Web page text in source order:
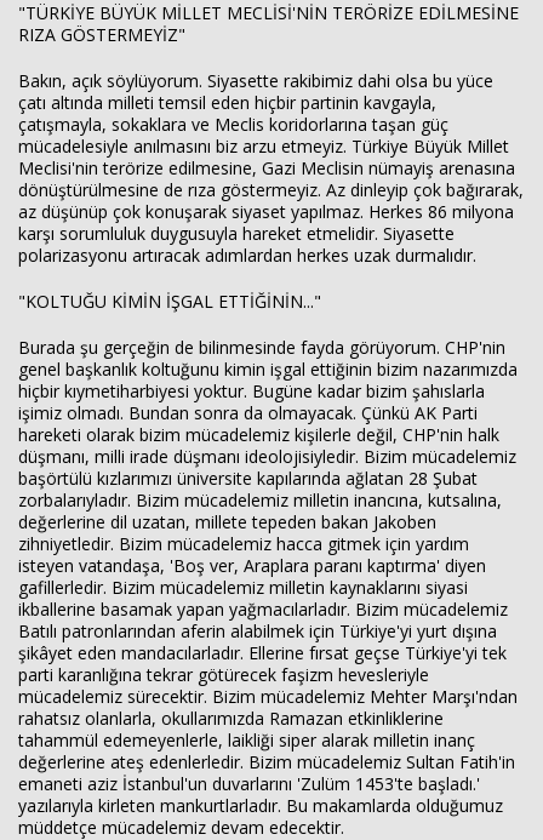
"TÜRKİYE BÜYÜK MİLLET MECLİSİ'NİN TERÖRİZE EDİLMESİNE
RIZA GÖSTERMEYİZ"
Bakın, açık söylüyorum. Siyasette rakibimiz dahi olsa bu yüce
çatı altında milleti temsil eden hiçbir partinin kavgayla,
çatışmayla, sokaklara ve Meclis koridorlarına taşan güç
mücadelesiyle anılmasını biz arzu etmeyiz. Türkiye Büyük Millet
Meclisi'nin terörize edilmesine, Gazi Meclisin nümayiş arenasına
dönüştürülmesine de rıza göstermeyiz. Az dinleyip çok bağırarak,
az düşünüp çok konuşarak siyaset yapılmaz. Herkes 86 milyona
karşı sorumluluk duygusuyla hareket etmelidir. Siyasette
polarizasyonu artıracak adımlardan herkes uzak durmalıdır.
"KOLTUĞU KİMİN İŞGAL ETTİĞİNİN..."
Burada şu gerçeğin de bilinmesinde fayda görüyorum. CHP'nin
genel başkanlık koltuğunu kimin işgal ettiğinin bizim nazarımızda
hiçbir kıymetiharbiyesi yoktur. Bugüne kadar bizim şahıslarla
işimiz olmadı. Bundan sonra da olmayacak. Çünkü AK Parti
hareketi olarak bizim mücadelemiz kişilerle değil, CHP'nin halk
düşmanı, milli irade düşmanı ideolojisiyledir. Bizim mücadelemiz
başörtülü kızlarımızı üniversite kapılarında ağlatan 28 Şubat
zorbalarıyladır. Bizim mücadelemiz milletin inancına, kutsalına,
değerlerine dil uzatan, millete tepeden bakan Jakoben
zihniyetledir. Bizim mücadelemiz hacca gitmek için yardım
isteyen vatandaşa, 'Boş ver, Araplara paranı kaptırma' diyen
gafillerledir. Bizim mücadelemiz milletin kaynaklarını siyasi
ikballerine basamak yapan yağmacılarladır. Bizim mücadelemiz
Batılı patronlarından aferin alabilmek için Türkiye'yi yurt dışına
şikâyet eden mandacılarladır. Ellerine fırsat geçse Türkiye'yi tek
parti karanlığına tekrar götürecek faşizm hevesleriyle
mücadelemiz sürecektir. Bizim mücadelemiz Mehter Marşı'ndan
rahatsız olanlarla, okullarımızda Ramazan etkinliklerine
tahammül edemeyenlerle, laikliği siper alarak milletin inanç
değerlerine ateş edenlerledir. Bizim mücadelemiz Sultan Fatih'in
emaneti aziz İstanbul'un duvarlarını 'Zulüm 1453'te başladı.'
yazılarıyla kirleten mankurtlarladır. Bu makamlarda olduğumuz
müddetçe mücadelemiz devam edecektir.